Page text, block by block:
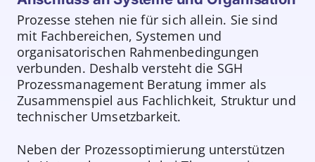
Prozesse stehen nie für sich allein. Sie sind
mit Fachbereichen, Systemen und
organisatorischen Rahmenbedingungen
verbunden. Deshalb versteht die SGH
Prozessmanagement Beratung immer als
Zusammenspiel aus Fachlichkeit, Struktur und
technischer Umsetzbarkeit.
Neben der Prozessoptimierung unterstützen